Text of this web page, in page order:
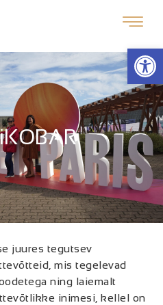
juures tegutsev
mis tegelevad
ning laiemalt
inimesi, kellel on